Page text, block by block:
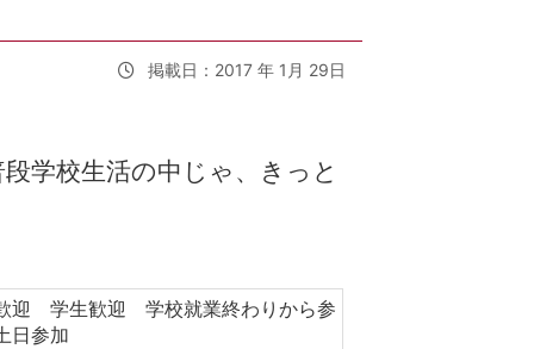
掲載日：2017 年 1月 29日
学校生活の中じゃ、きっと
迎 学生歓迎 学校就業終わりから参
日参加